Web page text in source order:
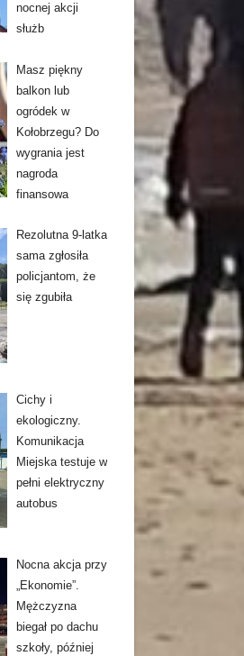
nocnej akcji
służb
Masz piękny
balkon lub
ogródek w
Kołobrzegu? Do
wygrania jest
nagroda
finansowa
Rezolutna 9-latka
sama zgłosiła
policjantom, że
się zgubiła
Cichy i
ekologiczny.
Komunikacja
Miejska testuje w
pełni elektryczny
autobus
Nocna akcja przy
„Ekonomie”.
Mężczyzna
biegał po dachu
szkoły, później